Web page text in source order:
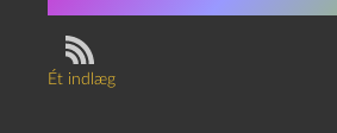
Ét indlæg